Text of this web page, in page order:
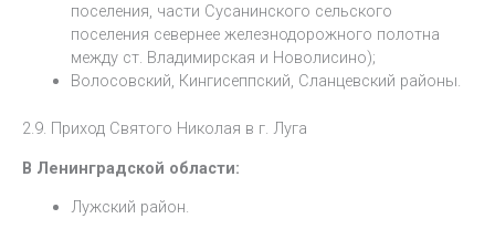
поселения, части Сусанинского сельского
поселения севернее железнодорожного полотна
между ст. Владимирская и Новолисино);
Волосовский, Кингисеппский, Сланцевский районы.
2.9. Приход Святого Николая в г. Луга
В Ленинградской области:
Лужский район.